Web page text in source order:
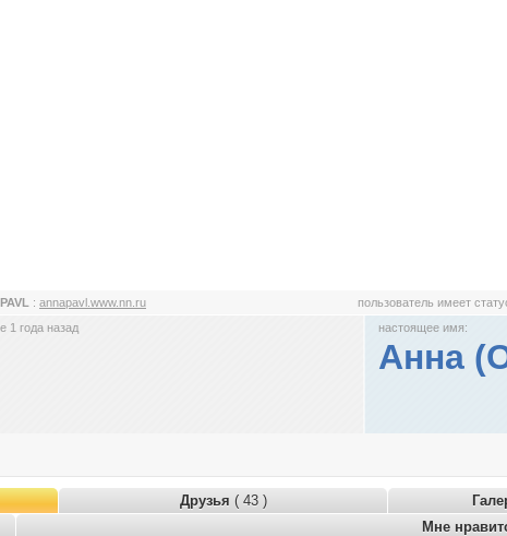
: annapavl.www.nn.ru пользователь имеет
1 года назад
настоящее имя:
Анна
Друзья ( 43 )
Мне